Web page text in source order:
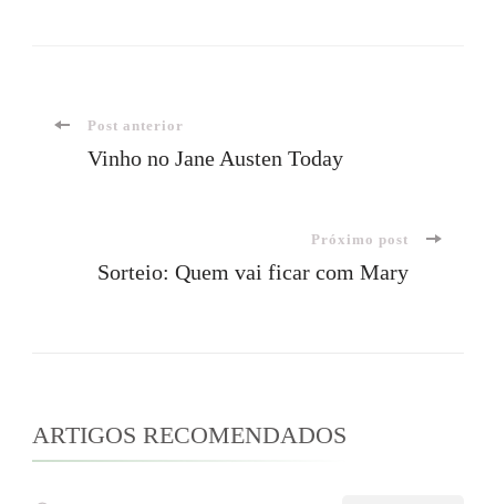
Navegação
post
Post anterior
Vinho no Jane Austen Today
Próximo post
Sorteio: Quem vai ficar com Mary
ARTIGOS RECOMENDADOS